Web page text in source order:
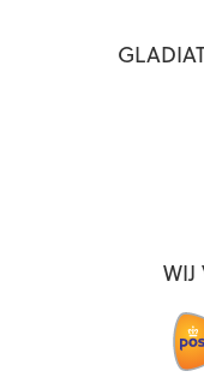
WIJ